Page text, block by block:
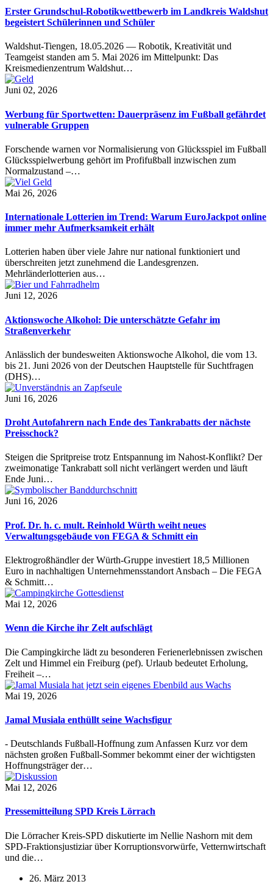
Erster Grundschul-Robotikwettbewerb im Landkreis Waldshut
begeistert Schülerinnen und Schüler
Waldshut-Tiengen, 18.05.2026 — Robotik, Kreativität und
Teamgeist standen am 5. Mai 2026 im Mittelpunkt: Das
Kreismedienzentrum Waldshut…
Juni 02, 2026
Werbung für Sportwetten: Dauerpräsenz im Fußball gefährdet
vulnerable Gruppen
Forschende warnen vor Normalisierung von Glücksspiel im Fußball
Glücksspielwerbung gehört im Profifußball inzwischen zum
Normalzustand –…
Mai 26, 2026
Internationale Lotterien im Trend: Warum EuroJackpot online
immer mehr Aufmerksamkeit erhält
Lotterien haben über viele Jahre nur national funktioniert und
überschreiten jetzt zunehmend die Landesgrenzen.
Mehrländerlotterien aus…
Juni 12, 2026
Aktionswoche Alkohol: Die unterschätzte Gefahr im
Straßenverkehr
Anlässlich der bundesweiten Aktionswoche Alkohol, die vom 13.
bis 21. Juni 2026 von der Deutschen Hauptstelle für Suchtfragen
(DHS)…
Juni 16, 2026
Droht Autofahrern nach Ende des Tankrabatts der nächste
Preisschock?
Steigen die Spritpreise trotz Entspannung im Nahost-Konflikt? Der
zweimonatige Tankrabatt soll nicht verlängert werden und läuft
Ende Juni…
Juni 16, 2026
Prof. Dr. h. c. mult. Reinhold Würth weiht neues
Verwaltungsgebäude von FEGA & Schmitt ein
Elektrogroßhändler der Würth-Gruppe investiert 18,5 Millionen
Euro in nachhaltigen Unternehmensstandort Ansbach – Die FEGA
& Schmitt…
Mai 12, 2026
Wenn die Kirche ihr Zelt aufschlägt
Die Campingkirche lädt zu besonderen Ferienerlebnissen zwischen
Zelt und Himmel ein Freiburg (pef). Urlaub bedeutet Erholung,
Freiheit –…
Mai 19, 2026
Jamal Musiala enthüllt seine Wachsfigur
- Deutschlands Fußball-Hoffnung zum Anfassen Kurz vor dem
nächsten großen Fußball-Sommer bekommt einer der wichtigsten
Hoffnungsträger der…
Mai 12, 2026
Pressemitteilung SPD Kreis Lörrach
Die Lörracher Kreis-SPD diskutierte im Nellie Nashorn mit dem
SPD-Fraktionsjustiziar über Korruptionsvorwürfe, Vetternwirtschaft
und die…
26. März 2013